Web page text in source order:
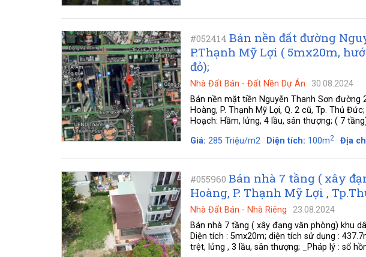
#052414 Bán nền đất đường
P.Thạnh Mỹ Lợi ( 5mx20m,
đỏ);
Nhà Đất Bán - Đất Nền Dự Án
30.08.2024
Bán nền mặt tiền Nguyễn Thanh Sơn
Hoàng, P. Thạnh Mỹ Lợi, Q. 2 cũ, Tp. Thủ
Hoạch: Hầm, lửng, 4 lầu, sân thượng; ( 7
Giá: 285 Triệu/m2 Diện tích: 100m2 Địa
#055960 Bán nhà 7 tầng ( xây
Hoàng, P. Thạnh Mỹ Lợi ,
Nhà Đất Bán - Nhà Riêng
23.08.2024
Bán nhà 7 tầng ( xây đạng văn phòng) khu
Diện tích : 5mx20m; diện tích sử dụng :
trệt, lửng , 3 lầu, sân thượng; _Pháp lý : sổ